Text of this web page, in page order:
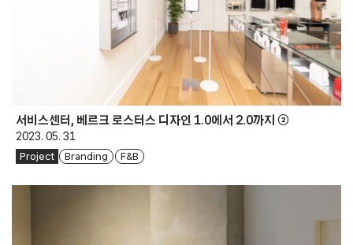
서비스센터, 베르크 로스터스 디자인 1.0에서 2.0까지 ②
2023. 05. 31
Project Branding F&B